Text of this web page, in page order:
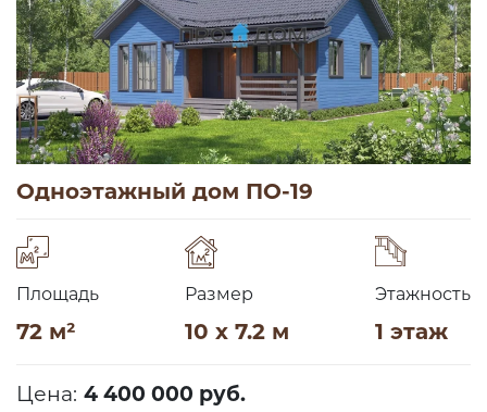
Одноэтажный дом ПО-19
Площадь
72 м²
Размер
10 x 7.2 м
Этажность
1 этаж
Цена: 4 400 000 руб.